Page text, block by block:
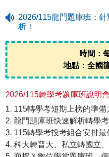
2026/115龍門題庫班：
析！
時間：
地點：全國
2026/115轉學考題庫班說明會
1. 115轉學考短期上榜的準備
2. 龍門題庫班快速解析轉學考
3. 115轉學考投考組合安排最
4. 科大轉普大、私立轉國立